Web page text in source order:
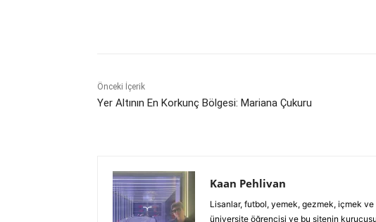
Önceki İçerik
Yer Altının En Korkunç Bölgesi: Mariana Çukuru
Kaan Pehlivan
Lisanlar, futbol, yemek, gezmek, içmek
üniversite öğrencisi ve bu sitenin